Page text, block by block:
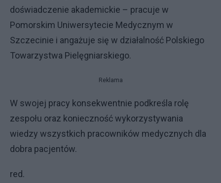
doświadczenie akademickie – pracuje w
Pomorskim Uniwersytecie Medycznym w
Szczecinie i angażuje się w działalność Polskiego
Towarzystwa Pielęgniarskiego.
Reklama
W swojej pracy konsekwentnie podkreśla rolę
zespołu oraz konieczność wykorzystywania
wiedzy wszystkich pracowników medycznych dla
dobra pacjentów.
red.